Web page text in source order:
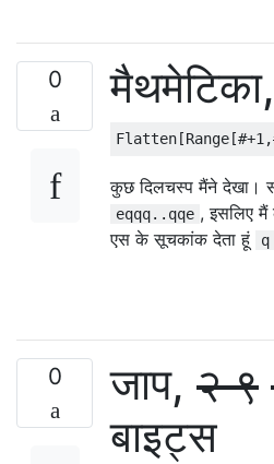
0
कुछ दिलचस्प मैंने देखा।
eqqq..qqe , इसलिए
एस के सूचकांक देता हूं
q
0 जाप, २ ९
बाइट्स